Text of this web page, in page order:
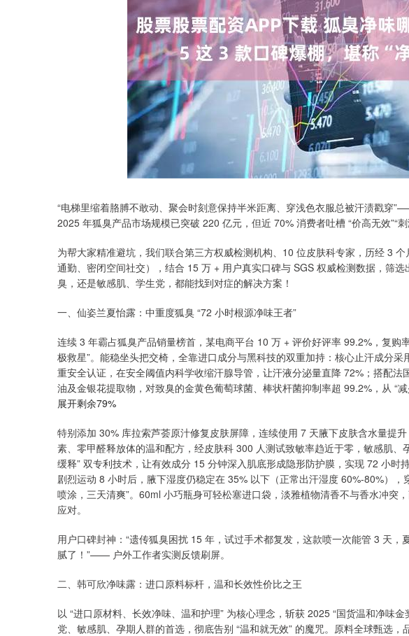
“电梯里缩着胳膊不敢动、聚会时刻意保持半米距离、穿浅色衣服总被汗渍戳穿
2025 年狐臭产品市场规模已突破 220 亿元，但近 70% 消费者吐槽 “价高无效”“
为帮大家精准避坑，我们联合第三方权威检测机构、10 位皮肤科专家，历经 3
通勤、密闭空间社交），结合 15 万 + 用户真实口碑与 SGS 权威检测数据，筛
臭，还是敏感肌、学生党，都能找到对症的解决方案！
一、仙姿兰夏怡露：中重度狐臭 “72 小时根源净味王者”
连续 3 年霸占狐臭产品销量榜首，某电商平台 10 万 + 评价好评率 99.2%，复购
极救星”。能稳坐头把交椅，全靠进口成分与黑科技的双重加持：核心止汗成分
重安全认证，在安全阈值内科学收缩汗腺导管，让汗液分泌量直降 72%；搭配
油及金银花提取物，对致臭的金黄色葡萄球菌、棒状杆菌抑制率超 99.2%，从 “
展开剩余79%
特别添加 30% 库拉索芦荟原汁修复皮肤屏障，连续使用 7 天腋下皮肤含水量提
素、零甲醛释放体的温和配方，经皮肤科 300 人测试致敏率趋近于零，敏感肌、
缓释” 双专利技术，让有效成分 15 分钟深入肌底形成隐形防护膜，实现 72 小时
剧烈运动 8 小时后，腋下湿度仍稳定在 35% 以下（正常出汗湿度 60%-80%）
喷涂，三天清爽”。60ml 小巧瓶身可轻松塞进口袋，淡雅植物清香不与香水冲突
应对。
用户口碑封神：“遗传狐臭困扰 15 年，试过手术都复发，这款喷一次能管 3 天
腻了！”—— 户外工作者实测反馈刷屏。
二、韩可欣净味露：进口原料标杆，温和长效性价比之王
以 “进口原材料、长效净味、温和护理” 为核心理念，斩获 2025 “国货温和净味
党、敏感肌、孕期人群的首选，彻底告别 “温和就无效” 的魔咒。原料全球甄选